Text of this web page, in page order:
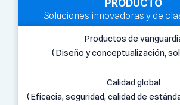
PRODUCTO
Soluciones innovadoras y de
Productos de
(Diseño y conceptualización,
Calidad global
(Eficacia, seguridad, calidad de